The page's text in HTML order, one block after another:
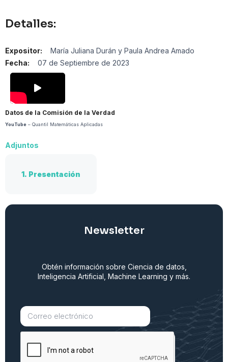
Detalles:
Expositor:
María Juliana Durán y Paula Andrea Amado
Fecha:
07 de Septiembre de 2023
Datos de la Comisión de la Verdad
YouTube – Quantil Matemáticas Aplicadas
Adjuntos
1. Presentación
Newsletter
Obtén información sobre Ciencia de datos,
Inteligencia Artificial, Machine Learning y más.